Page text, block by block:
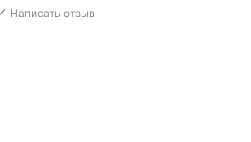
Написать отзыв